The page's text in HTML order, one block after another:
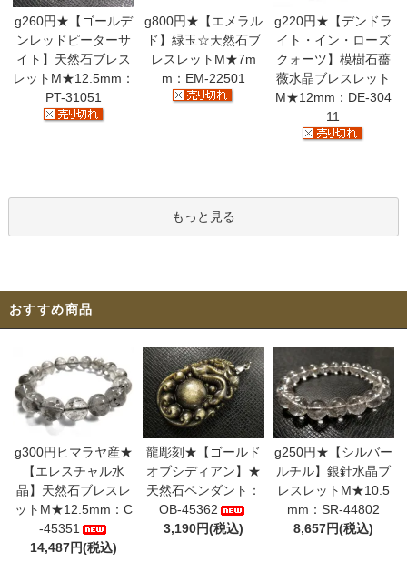
g260円★【ゴールデ
ンレッドピーターサ
イト】天然石ブレス
レットM★12.5mm：
PT-31051
g800円★【エメラル
ド】緑玉☆天然石ブ
レスレットM★7m
m：EM-22501
g220円★【デンドラ
イト・イン・ローズ
クォーツ】模樹石薔
薇水晶ブレスレット
M★12mm：DE-304
11
もっと見る
おすすめ商品
g300円ヒマラヤ産★
【エレスチャル水
晶】天然石ブレスレ
ットM★12.5mm：C
-45351
14,487円(税込)
龍彫刻★【ゴールド
オブシディアン】★
天然石ペンダント：
OB-45362
3,190円(税込)
g250円★【シルバー
ルチル】銀針水晶ブ
レスレットM★10.5
mm：SR-44802
8,657円(税込)